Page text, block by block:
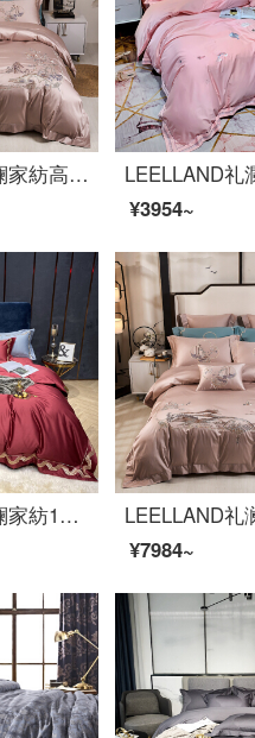
LEELLAND礼澜家紡高級新中国式100本の綿糸刺繍ベッド用品四点セットの純綿ベッドセット酔江南-玉四点セット1.8-2.0メートルベッド/220*240 cm
¥3954~
LEELLAND礼澜家紡140本の欧風軽い贅沢な高級ホテル風の貢のサテン刺繍の全綿の寝具四点セットの別荘の見本の間の寝具セットの錦の赤1.5-1.8メートルのベッド/200*230 cm
¥7984~